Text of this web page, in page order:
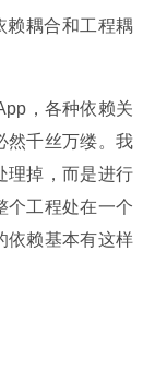
赖耦合和工程耦
，各种依赖关
然千丝万缕。我
理掉，而是进行
个工程处在一个
依赖基本有这样